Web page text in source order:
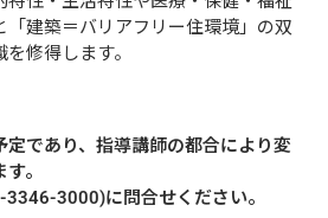
「建築＝バリアフリー住環境」の双
修得します。
であり、指導講師の都合により変
。
3000)に問合せください。